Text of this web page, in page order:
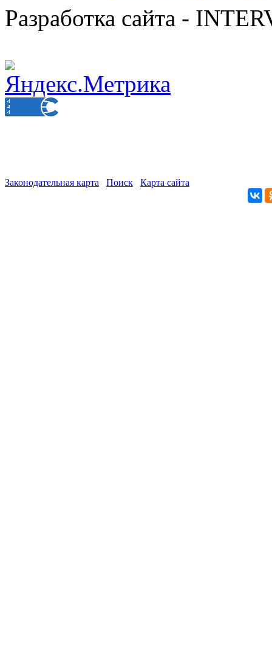
Разработка сайта -
Законодательная карта Поиск Карта сайта